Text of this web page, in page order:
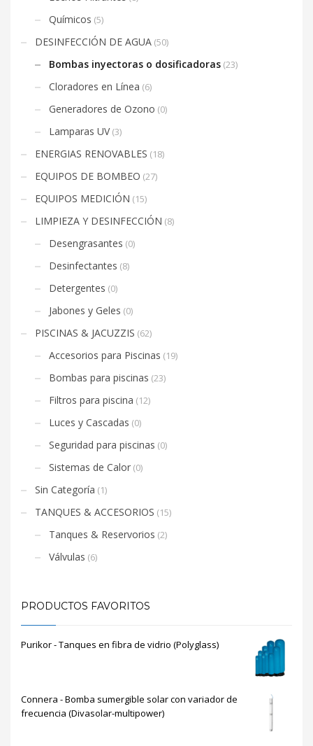
Químicos (5)
DESINFECCIÓN DE AGUA (50)
Bombas inyectoras o dosificadoras (23)
Cloradores en Línea (6)
Generadores de Ozono (0)
Lamparas UV (3)
ENERGIAS RENOVABLES (18)
EQUIPOS DE BOMBEO (27)
EQUIPOS MEDICIÓN (15)
LIMPIEZA Y DESINFECCIÓN (8)
Desengrasantes (0)
Desinfectantes (8)
Detergentes (0)
Jabones y Geles (0)
PISCINAS & JACUZZIS (62)
Accesorios para Piscinas (19)
Bombas para piscinas (23)
Filtros para piscina (12)
Luces y Cascadas (0)
Seguridad para piscinas (0)
Sistemas de Calor (0)
Sin Categoría (1)
TANQUES & ACCESORIOS (15)
Tanques & Reservorios (2)
Válvulas (6)
PRODUCTOS FAVORITOS
Purikor - Tanques en fibra de vidrio (Polyglass)
Connera - Bomba sumergible solar con variador de
frecuencia (Divasolar-multipower)